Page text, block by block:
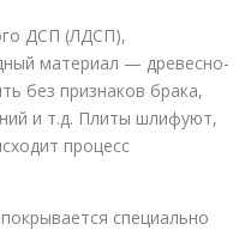
ДСП (ЛДСП),
материал — древесно-
без признаков брака,
и т.д. Плиты шлифуют,
процесс
специально